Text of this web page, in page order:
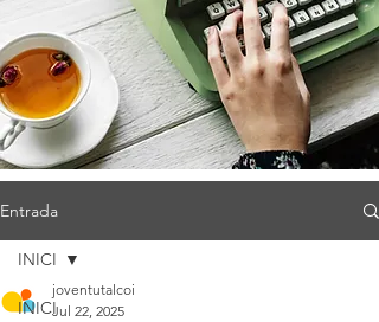
Entrada
INICI
INICI
joventutalcoi
Jul 22, 2025